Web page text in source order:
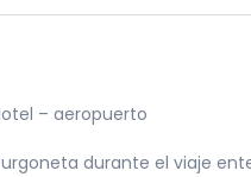
4 horas
y libre. Despedida del
– aeropuerto
durante el viaje